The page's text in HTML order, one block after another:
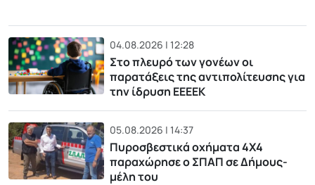
04.08.2026 | 12:28
Στο πλευρό των γονέων οι
παρατάξεις της αντιπολίτευσης για
την ίδρυση ΕΕΕΕΚ
05.08.2026 | 14:37
Πυροσβεστικά οχήματα 4Χ4
παραχώρησε ο ΣΠΑΠ σε Δήμους-
μέλη του